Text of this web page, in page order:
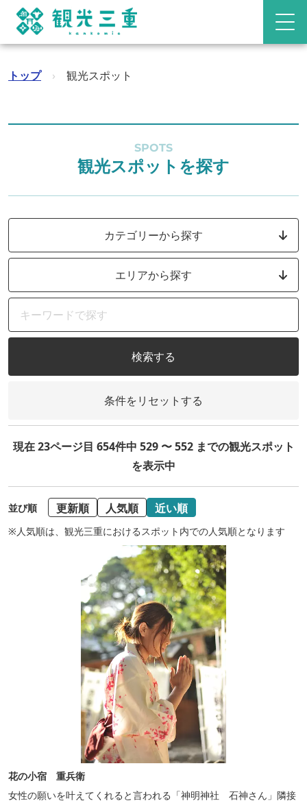
トップ › 観光スポット
SPOTS
観光スポットを探す
カテゴリーから探す
エリアから探す
検索する
条件をリセットする
現在 23ページ目 654件中 529 〜 552 までの観光スポット
を表示中
並び順 更新順 人気順 近い順
※人気順は、観光三重におけるスポット内での人気順となります
花の小宿 重兵衛
女性の願いを叶えてくれると言われる「神明神社 石神さん」隣接